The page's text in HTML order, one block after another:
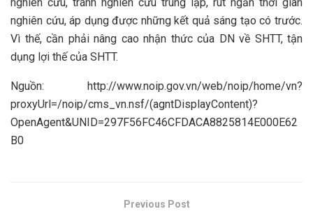
nghiên cứu, áp dụng được những kết quả sáng tạo có trước.
Vì thế, cần phải nâng cao nhận thức của DN về SHTT, tận
dụng lợi thế của SHTT.
Nguồn: http://www.noip.gov.vn/web/noip/home/vn?
proxyUrl=/noip/cms_vn.nsf/(agntDisplayContent)?
OpenAgent&UNID=297F56FC46CFDACA8825814E000E62
B0
Previous Post